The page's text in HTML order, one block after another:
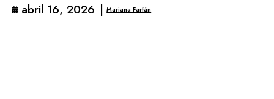
abril 16, 2026 | Mariana Farfán